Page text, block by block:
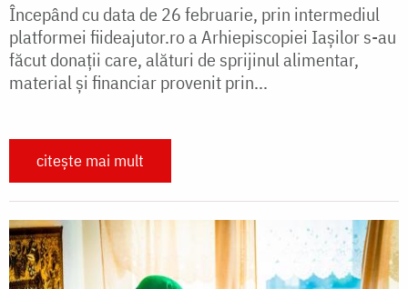
Începând cu data de 26 februarie, prin intermediul
platformei fiideajutor.ro a Arhiepiscopiei Iașilor s-au
făcut donații care, alături de sprijinul alimentar,
material și financiar provenit prin...
citește mai mult